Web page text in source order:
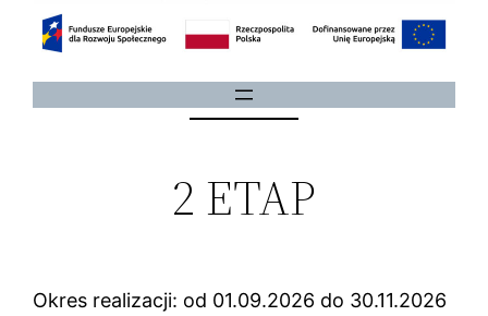
2 ETAP
Okres realizacji: od 01.09.2026 do 30.11.2026